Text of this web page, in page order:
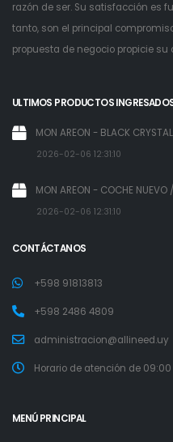
razón de ser. Su satisfacción es
tanto, son el principal
propuesta de negocio propicie
ULTIMOS PRODUCTOS
MON AREON - BLACK
2026-02-06 12:31:10
MON AREON - COCHE NUEVO
2026-02-06 12:31:10
CONTÁCTANOS
+598 91813813
+598 2486 4809
administracion@allineed.uy
Horario de atención de 09:00
MENÚ PRINCIPAL